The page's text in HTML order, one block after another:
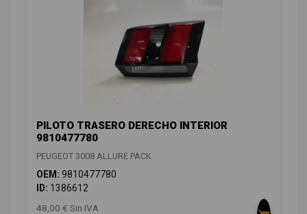
PILOTO TRASERO DERECHO INTERIOR
9810477780
PEUGEOT 3008 ALLURE PACK
OEM: 9810477780
ID: 1386612
48,00 € Sin IVA